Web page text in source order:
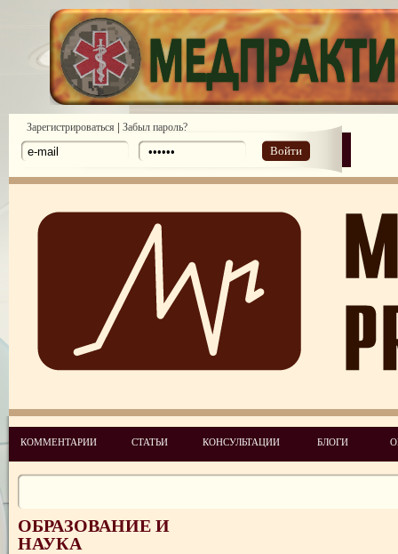
Зарегистрироваться | Забыл пароль?
Войти
КОММЕНТАРИИ СТАТЬИ КОНСУЛЬТАЦИИ БЛОГИ
ОБРАЗОВАНИЕ И
НАУКА